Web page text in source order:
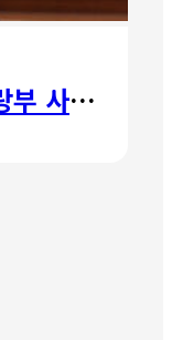
사랑부 사랑주일